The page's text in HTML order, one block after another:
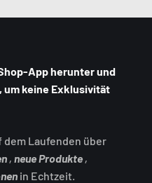
App herunter und
um keine Exklusivität
dem Laufenden über
, neue Produkte ,
in Echtzeit.